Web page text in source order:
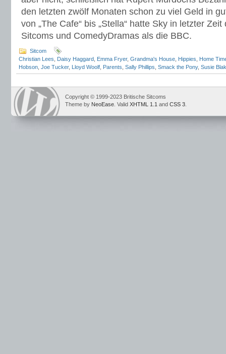
den letzten zwölf Monaten schon zu viel Geld in
von „The Cafe“ bis „Stella“ hatte Sky in letzter
Sitcoms und ComedyDramas als die BBC.
Sitcom
Christian Lees
Daisy Haggard Emma Fryer, Grandma's House Hippies
Home
Hobson Joe Tucker, Lloyd Woolf Parents Sally Phillips Smack the Pony, Susie
Copyright © 1999-2023 Britische Sitcoms
Theme by NeoEase . Valid XHTML 1.1 and CSS 3